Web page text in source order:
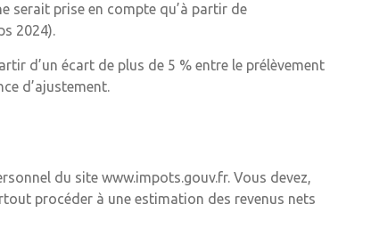
serait prise en compte qu’à partir de
2024).
d’un écart de plus de 5 % entre le prélèvement
d’ajustement.
du site www.impots.gouv.fr. Vous devez,
procéder à une estimation des revenus nets